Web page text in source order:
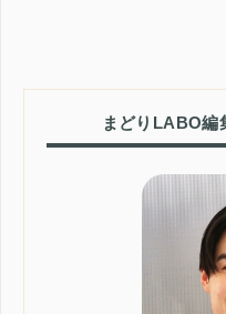
まどりLABO編